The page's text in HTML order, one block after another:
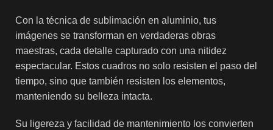
Con la técnica de sublimación en aluminio, tus
imágenes se transforman en verdaderas obras
maestras, cada detalle capturado con una nitidez
espectacular. Estos cuadros no solo resisten el paso del
tiempo, sino que también resisten los elementos,
manteniendo su belleza intacta.
Su ligereza y facilidad de mantenimiento los convierten